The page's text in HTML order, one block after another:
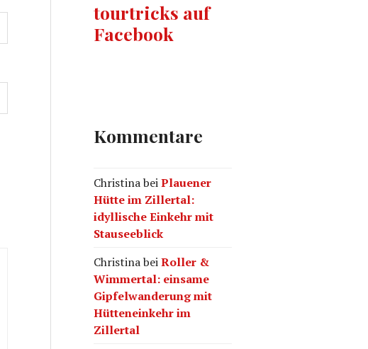
tourtricks auf
Facebook
Kommentare
ChristinabeiPlauener
Hütte im Zillertal:
idyllische Einkehr mit
Stauseeblick
ChristinabeiRoller &
Wimmertal: einsame
Gipfelwanderung mit
Hütteneinkehr im
Zillertal